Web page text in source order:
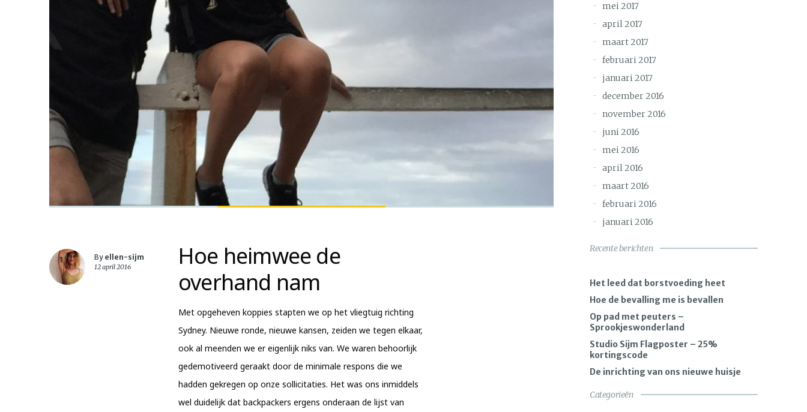
By ellen-sijm
12 april 2016
Hoe heimwee de
overhand nam
Met opgeheven koppies stapten we op het vliegtuig richting
Sydney. Nieuwe ronde, nieuwe kansen, zeiden we tegen elkaar,
ook al meenden we er eigenlijk niks van. We waren behoorlijk
gedemotiveerd geraakt door de minimale respons die we
hadden gekregen op onze sollicitaties. Het was ons inmiddels
wel duidelijk dat backpackers ergens onderaan de lijst van
mei 2017
april 2017
maart 2017
februari 2017
januari 2017
december 2016
november 2016
juni 2016
mei 2016
april 2016
maart 2016
februari 2016
januari 2016
Recente berichten
Het leed dat borstvoeding heet
Hoe de bevalling me is bevallen
Op pad met peuters –
Sprookjeswonderland
Studio Sijm Flagposter – 25%
kortingscode
De inrichting van ons nieuwe huisje
Categorieën